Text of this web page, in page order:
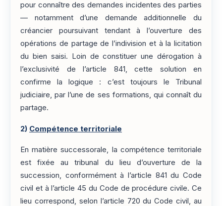
pour connaître des demandes incidentes des parties
— notamment d’une demande additionnelle du
créancier poursuivant tendant à l’ouverture des
opérations de partage de l’indivision et à la licitation
du bien saisi. Loin de constituer une dérogation à
l’exclusivité de l’article 841, cette solution en
confirme la logique : c’est toujours le Tribunal
judiciaire, par l’une de ses formations, qui connaît du
partage.
2) Compétence territoriale
En matière successorale, la compétence territoriale
est fixée au tribunal du lieu d’ouverture de la
succession, conformément à l’article 841 du Code
civil et à l’article 45 du Code de procédure civile. Ce
lieu correspond, selon l’article 720 du Code civil, au